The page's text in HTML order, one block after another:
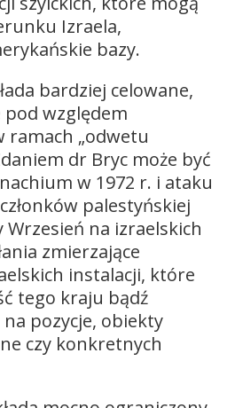
Izraela,
bazy.
bardziej celowane,
względem
ramach „odwetu
dr Bryc może być
w 1972 r. i ataku
palestyńskiej
Wrzesień na izraelskich
zmierzające
instalacji, które
tego kraju bądź
pozycje, obiekty
czy konkretnych